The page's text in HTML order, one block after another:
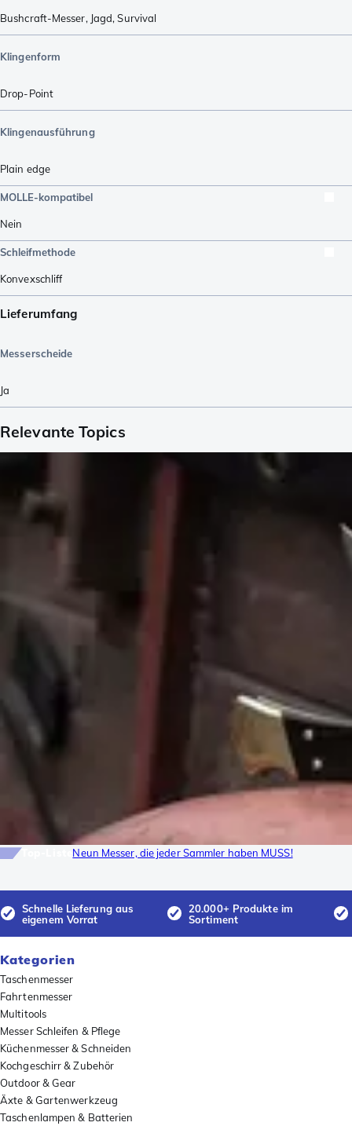
Bushcraft-Messer, Jagd,Survival
Klingenform
Drop-Point
Klingenausführung
Plain edge
MOLLE-kompatibel
Nein
Schleifmethode
Konvexschliff
Lieferumfang
Messerscheide
Ja
Relevante Topics
Neun Messer, die jeder Sammler haben MUSS!
Schnelle Lieferung aus
eigenem Vorrat
20.000+ Produkte im
Sortiment
Kategorien
Taschenmesser
Fahrtenmesser
Multitools
Messer Schleifen & Pflege
Küchenmesser & Schneiden
Kochgeschirr & Zubehör
Outdoor & Gear
Äxte & Gartenwerkzeug
Taschenlampen & Batterien